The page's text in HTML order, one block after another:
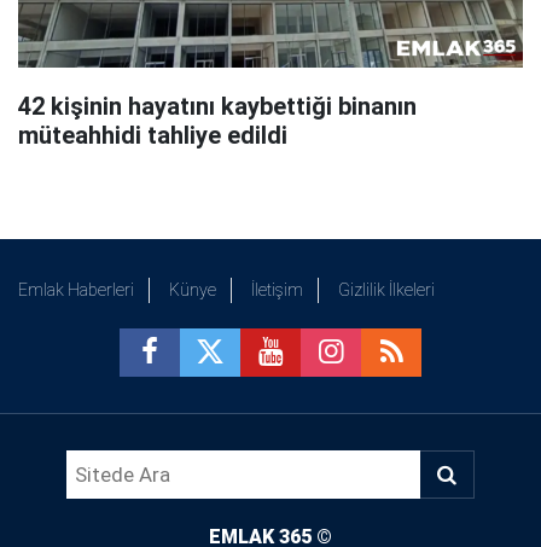
42 kişinin hayatını kaybettiği binanın
müteahhidi tahliye edildi
Emlak Haberleri Künye İletişim Gizlilik İlkeleri
EMLAK 365 ©